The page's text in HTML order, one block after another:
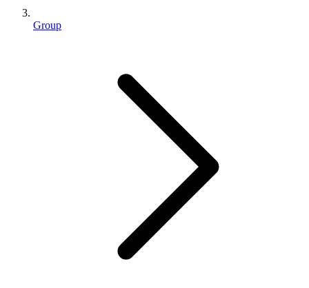
Group